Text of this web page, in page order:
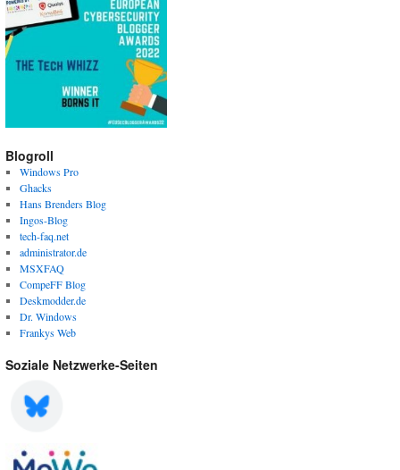
Blogroll
Windows Pro
Ghacks
Hans Brenders Blog
Ingos-Blog
tech-faq.net
administrator.de
MSXFAQ
CompeFF Blog
Deskmodder.de
Dr. Windows
Frankys Web
Soziale Netzwerke-Seiten